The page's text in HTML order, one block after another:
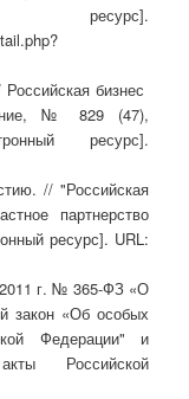
бизнес
№ 829 (47),
ресурс].
// "Российская
партнерство
ресурс]. URL:
г. № 365-ФЗ «О
закон «Об особых
Федерации" и
Российской